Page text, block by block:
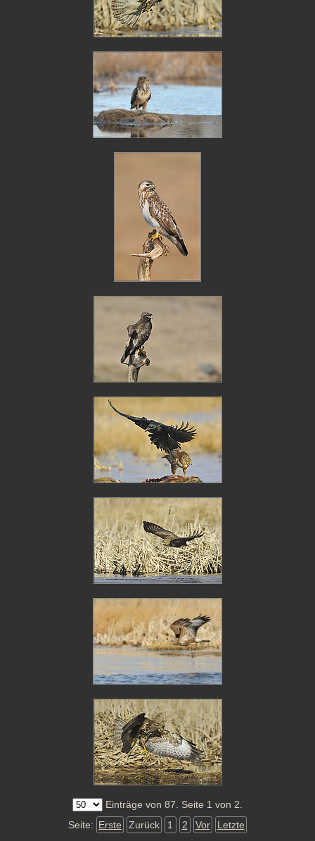
Einträge von 87. Seite 1 von 2.
Seite: Erste Zurück 1 2 Vor Letzte